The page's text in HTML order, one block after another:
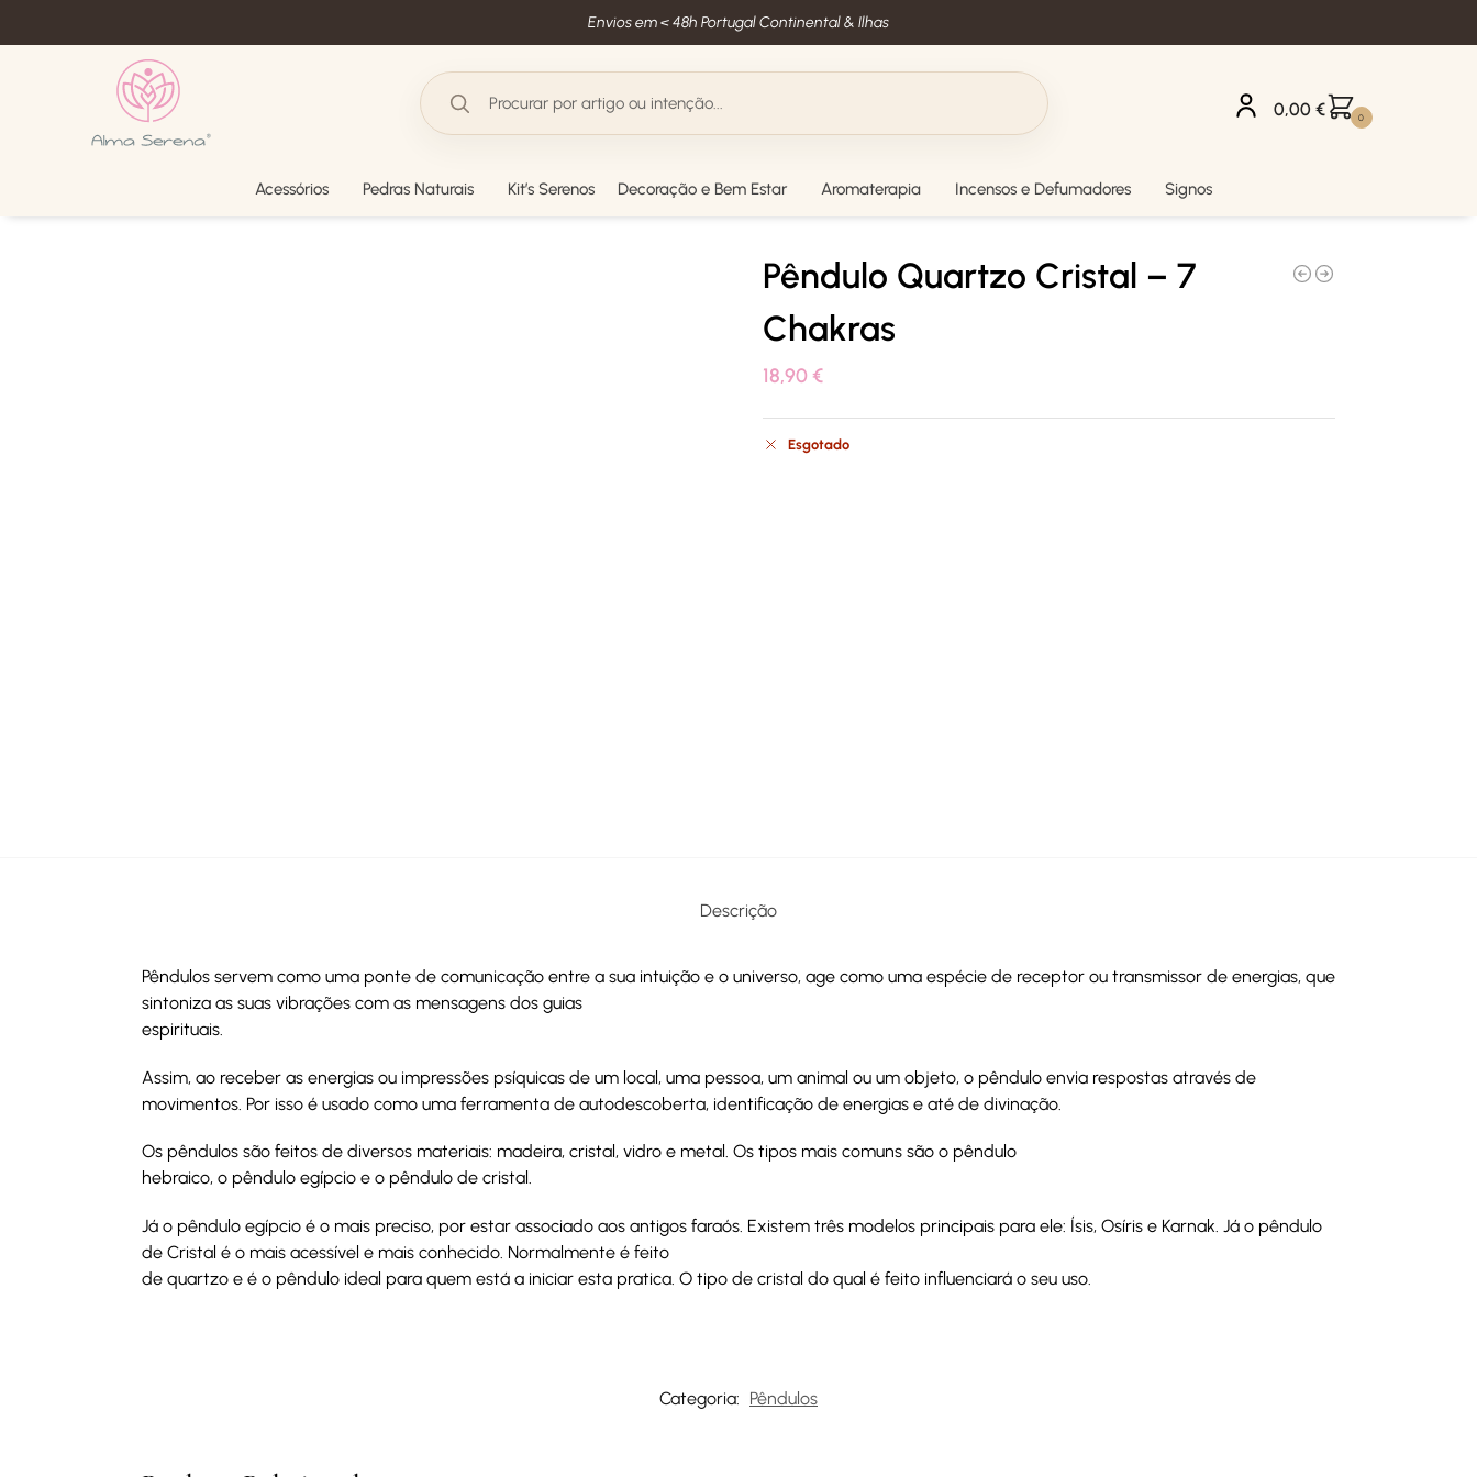
Envios em < 48h Portugal Continental & Ilhas
0,00 € 0
Acessórios Pedras Naturais Kit’s Serenos Decoração e Bem Estar Aromaterapia Incensos e Defumadores Signos
Pêndulo Quartzo Cristal – 7
Chakras
18,90€
Esgotado
Descrição
Pêndulos servem como uma ponte de comunicação entre a sua intuição e o universo, age como uma espécie de receptor ou transmissor de energias, que
sintoniza as suas vibrações com as mensagens dos guias
espirituais.
Assim, ao receber as energias ou impressões psíquicas de um local, uma pessoa, um animal ou um objeto, o pêndulo envia respostas através de
movimentos. Por isso é usado como uma ferramenta de autodescoberta, identificação de energias e até de divinação.
Os pêndulos são feitos de diversos materiais: madeira, cristal, vidro e metal. Os tipos mais comuns são o pêndulo
hebraico, o pêndulo egípcio e o pêndulo de cristal.
Já o pêndulo egípcio é o mais preciso, por estar associado aos antigos faraós. Existem três modelos principais para ele: Ísis, Osíris e Karnak. Já o pêndulo
de Cristal é o mais acessível e mais conhecido. Normalmente é feito
de quartzo e é o pêndulo ideal para quem está a iniciar esta pratica. O tipo de cristal do qual é feito influenciará o seu uso.
Categoria: Pêndulos